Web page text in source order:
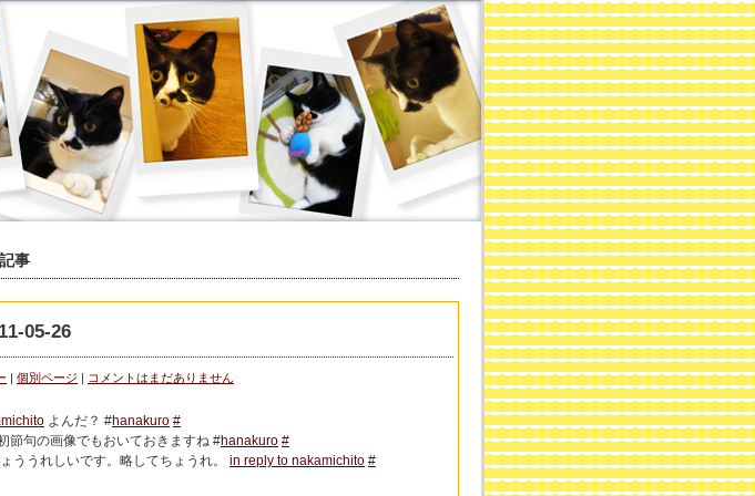
事
05-26
| 個別ページ | コメントはまだありません
よんだ？ #hanakuro #
節句の画像でもおいておきますね #hanakuro #
ううれしいです。略してちょうれ。 in reply to nakamichito #